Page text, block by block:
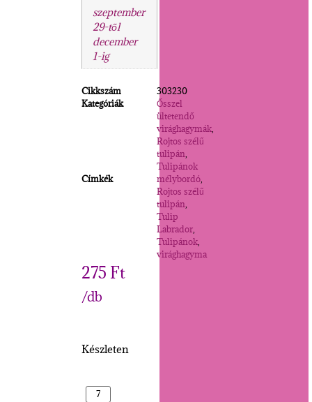
szeptember
29-től
december
1-ig
Cikkszám
303230
Kategóriák
Ősszel
ültetendő
virághagymák,
Rojtos szélű
tulipán,
Tulipánok
Címkék
mélybordó,
Rojtos szélű
tulipán,
Tulip
Labrador,
Tulipánok,
virághagyma
275 Ft
/db
Készleten